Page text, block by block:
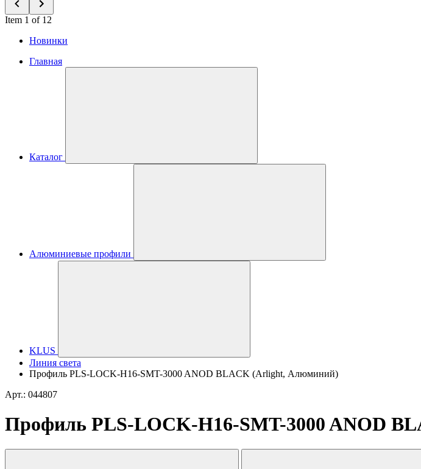
Item 1 of 12
Новинки
Главная
Каталог
Алюминиевые профили
KLUS
Линия света
Профиль PLS-LOCK-H16-SMT-3000 ANOD BLACK (Arlight, Алюминий)
Арт.: 044807
Профиль PLS-LOCK-H16-SMT-3000 ANOD